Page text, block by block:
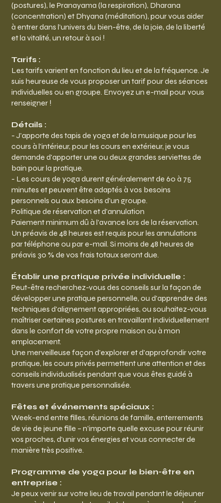
(postures), le Pranayama (la respiration), Dharana
(concentration) et Dhyana (méditation), pour vous aider
à entrer dans l’univers du bien-être, de la joie, de la liberté
et la vitalité, un retour à soi !
Tarifs :
Les tarifs varient en fonction du lieu et de la fréquence. Je
suis heureuse de vous proposer un tarif pour des séances
individuelles ou en groupe. Envoyez un e-mail pour vous
renseigner !
Détails :
- J'apporte des tapis de yoga et de la musique pour les
cours à l'intérieur, pour les cours en extérieur, je vous
demande d'apporter une ou deux grandes serviettes de
bain pour la pratique.
- Les cours de yoga durent généralement de 60 à 75
minutes et peuvent être adaptés à vos besoins
personnels ou aux besoins d'un groupe.
Politique de réservation et d'annulation
Paiement minimum dû à l'avance lors de la réservation.
Un préavis de 48 heures est requis pour les annulations
par téléphone ou par e-mail. Si moins de 48 heures de
préavis 30 % de vos frais totaux seront due.
Établir une pratique privée individuelle :
Peut-être recherchez-vous des conseils sur la façon de
développer une pratique personnelle, ou d'apprendre des
techniques d'alignement appropriées, ou souhaitez-vous
maîtriser certaines postures en travaillant individuellement
dans le confort de votre propre maison ou à mon
emplacement.
Une merveilleuse façon d'explorer et d'approfondir votre
pratique, les cours privés permettent une attention et des
conseils individualisés pendant que vous êtes guidé à
travers une pratique personnalisée.
Fêtes et événements spéciaux :
Week-end entre filles, réunions de famille, enterrements
de vie de jeune fille – n'importe quelle excuse pour réunir
vos proches, d’unir vos énergies et vous connecter de
manière très positive.
Programme de yoga pour le bien-être en
entreprise :
Je peux venir sur votre lieu de travail pendant le déjeuner